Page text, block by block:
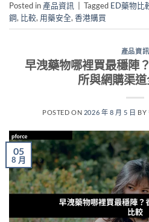
Posted in 產品資訊 Tagged ED藥物比
鋼, 比較, 用藥安全,香港購買
產品資訊
早洩藥物哪裡買最穩陣
所與網購渠
POSTED ON 2026 年 8 月 5 日 BY
05
8 月